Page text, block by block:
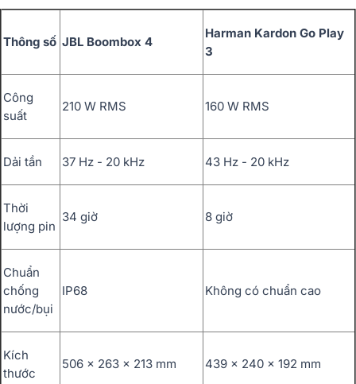
Thông số JBL Boombox 4
Harman Kardon Go Play
3
Công
suất
210 W RMS 160 W RMS
Dải tần 37 Hz - 20 kHz 43 Hz - 20 kHz
Thời
lượng pin
34 giờ 8 giờ
Chuẩn
chống
nước/bụi
IP68 Không có chuẩn cao
Kích
thước
506 x 263 x 213 mm 439 x 240 x 192 mm